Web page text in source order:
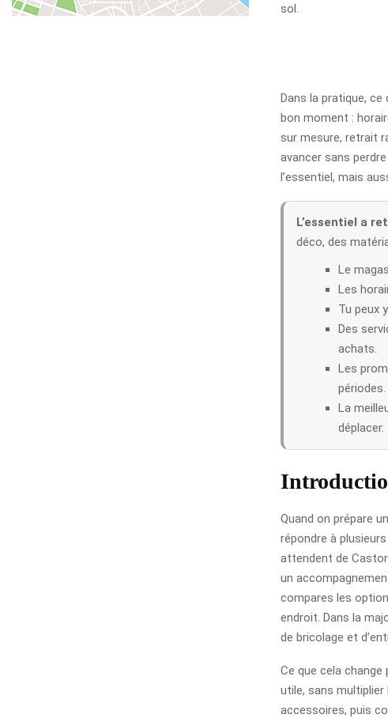
sol.
Dans la pratique,
bon moment :
sur mesure, retrait
avancer sans
l’essentiel, mais
L’essentiel a
déco, des
Le
Les
Tu peux
Des
achats.
Les
périodes.
La
déplacer.
Quand on prépare
répondre à
attendent de
un
compares les
endroit. Dans la
de bricolage et
Ce que cela
utile, sans multiplier
accessoires, puis